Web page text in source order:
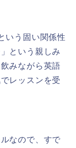
いう固い関係性
という親しみ
みながら英語
レッスンを受
なので、すで